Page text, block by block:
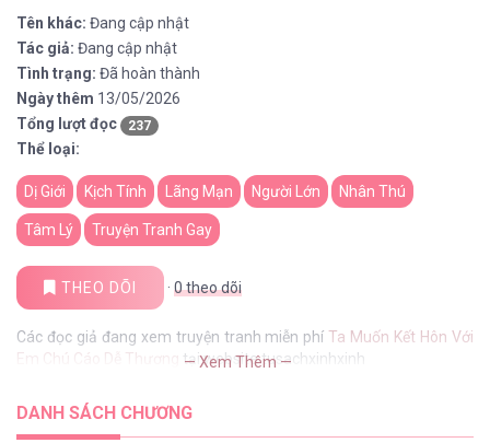
Tên khác: Đang cập nhật
Tác giả: Đang cập nhật
Tình trạng: Đã hoàn thành
Ngày thêm 13/05/2026
Tổng lượt đọc
237
Thể loại:
Dị Giới Kịch Tính Lãng Mạn Người Lớn Nhân Thú
Tâm Lý Truyện Tranh Gay
THEO DÕI · 0theo dõi
Các đọc giả đang xem truyện tranh miễn phíTa Muốn Kết Hôn Với
Em Chú Cáo Dễ Thương
tại website tusachxinhxinh
— Xem Thêm —
DANH SÁCH CHƯƠNG